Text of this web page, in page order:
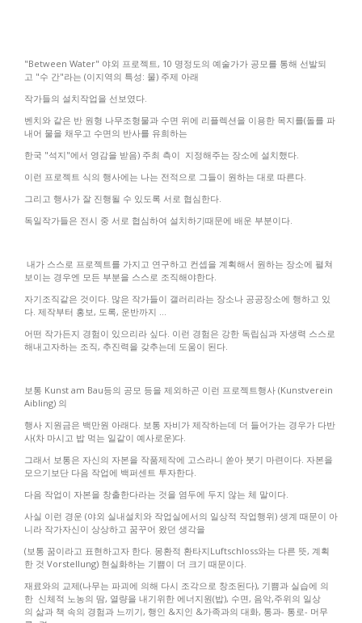
"Between Water" 야외 프로젝트, 10 명정도의 예술가가 공모를 통해 선발되
고 "수 간"라는 (이지역의 특성: 물) 주제 아래
작가들의 설치작업을 선보였다.
벤치와 같은 반 원형 나무조형물과 수면 위에 리플렉션을 이용한 목지를(돌를 파
내어 물을 채우고 수면의 반사를 유희하는
한국 "석지"에서 영감을 받음) 주최 측이 지정해주는 장소에 설치했다.
이런 프로젝트 식의 행사에는 나는 전적으로 그들이 원하는 대로 따른다.
그리고 행사가 잘 진행될 수 있도록 서로 협심한다.
독일작가들은 전시 중 서로 협심하여 설치하기때문에 배운 부분이다.
내가 스스로 프로젝트를 가지고 연구하고 컨셉을 계획해서 원하는 장소에 펼쳐
보이는 경우엔 모든 부분을 스스로 조직해야한다.
자기조직같은 것이다. 많은 작가들이 갤러리라는 장소나 공공장소에 행하고 있
다. 제작부터 홍보, 도록, 운반까지 ...
어떤 작가든지 경험이 있으리라 싶다. 이런 경험은 강한 독립심과 자생력 스스로
해내고자하는 조직, 추진력을 갖추는데 도움이 된다.
보통 Kunst am Bau등의 공모 등을 제외하곤 이런 프로젝트행사 (Kunstverein
Aibling) 의
행사 지원금은 백만원 아래다. 보통 자비가 제작하는데 더 들어가는 경우가 다반
사(차 마시고 밥 먹는 일같이 예사로운)다.
그래서 보통은 자신의 자본을 작품제작에 고스라니 쏟아 붓기 마련이다. 자본을
모으기보단 다음 작업에 백퍼센트 투자한다.
다음 작업이 자본을 창출한다라는 것을 염두에 두지 않는 체 말이다.
사실 이런 경운 (야외 실내설치와 작업실에서의 일상적 작업행위) 생계 때문이 아
니라 작가자신이 상상하고 꿈꾸어 왔던 생각을
(보통 꿈이라고 표현하고자 한다. 몽환적 환타지Luftschloss와는 다른 뜻, 계획
한 것 Vorstellung) 현실화하는 기쁨이 더 크기 때문이다.
재료와의 교제(나무는 파괴에 의해 다시 조각으로 창조된다), 기쁨과 실습에 의
한 신체적 노농의 땀, 열량을 내기위한 에너지원(밥), 수면, 음악,주위의 일상
의 삶과 책 속의 경험과 느끼기, 행인 &지인 &가족과의 대화, 통과- 통로- 머무